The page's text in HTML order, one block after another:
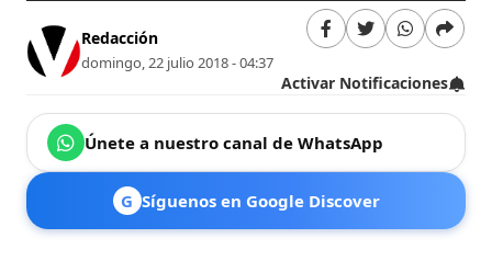
Redacción
domingo, 22 julio 2018 - 04:37
Activar Notificaciones
Únete a nuestro canal de WhatsApp
G Síguenos en Google Discover